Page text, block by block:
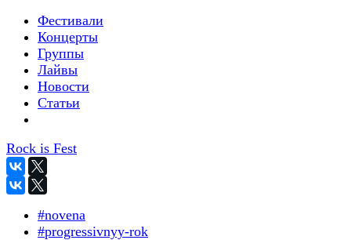
Фестивали
Концерты
Группы
Лайвы
Новости
Статьи
Rock is Fest
#novena
#progressivnyy-rok